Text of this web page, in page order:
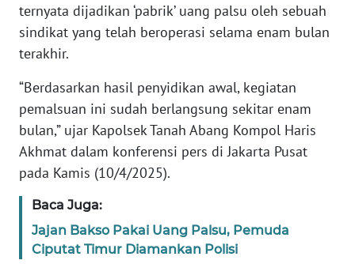
ternyata dijadikan ‘pabrik’ uang palsu oleh sebuah
sindikat yang telah beroperasi selama enam bulan
terakhir.
“Berdasarkan hasil penyidikan awal, kegiatan
pemalsuan ini sudah berlangsung sekitar enam
bulan,” ujar Kapolsek Tanah Abang Kompol Haris
Akhmat dalam konferensi pers di Jakarta Pusat
pada Kamis (10/4/2025).
Baca Juga:
Jajan Bakso Pakai Uang Palsu, Pemuda
Ciputat Timur Diamankan Polisi
KONTAK
KAMI
INFO
IKLAN
KAMI
PEDOMAN
MEDIA
SIBER